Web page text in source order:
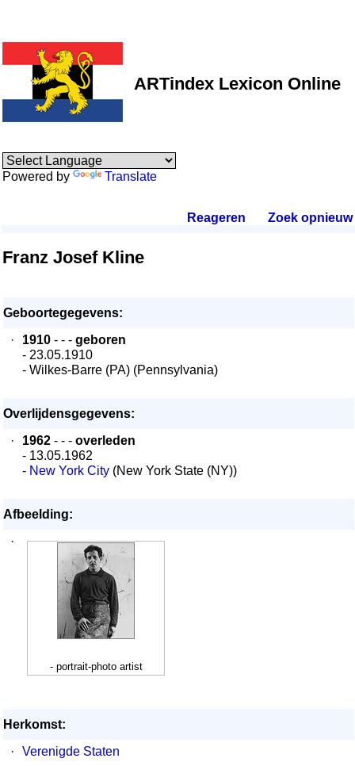
ARTindex Lexicon Online
Powered by Translate
Reageren Zoek opnieuw.
Franz Josef Kline
Geboortegegevens:
·
1910 - - - geboren
- 23.05.1910
- Wilkes-Barre (PA) (Pennsylvania)
Overlijdensgegevens:
·
1962 - - - overleden
- 13.05.1962
- New York City (New York State (NY))
Afbeelding:
·
- portrait-photo artist
Herkomst:
·
Verenigde Staten